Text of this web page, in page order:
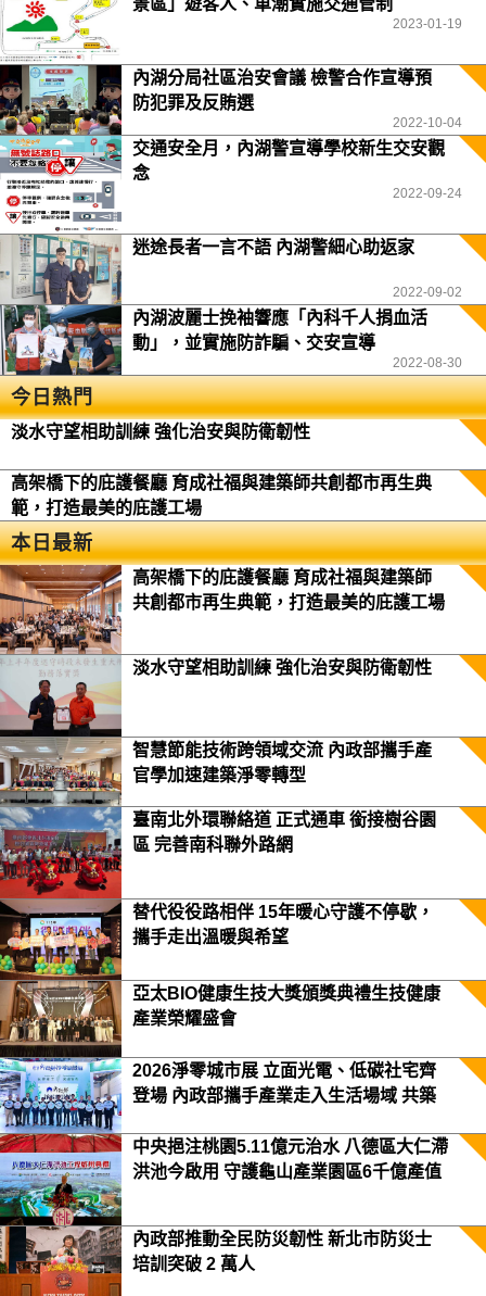
景區」遊客人、車潮實施交通管制
2023-01-19
內湖分局社區治安會議 檢警合作宣導預
防犯罪及反賄選
2022-10-04
交通安全月，內湖警宣導學校新生交安觀
念
2022-09-24
迷途長者一言不語 內湖警細心助返家
2022-09-02
內湖波麗士挽袖響應「內科千人捐血活
動」，並實施防詐騙、交安宣導
2022-08-30
今日熱門
淡水守望相助訓練 強化治安與防衛韌性
高架橋下的庇護餐廳 育成社福與建築師共創都市再生典
範，打造最美的庇護工場
本日最新
高架橋下的庇護餐廳 育成社福與建築師
共創都市再生典範，打造最美的庇護工場
淡水守望相助訓練 強化治安與防衛韌性
智慧節能技術跨領域交流 內政部攜手產
官學加速建築淨零轉型
臺南北外環聯絡道 正式通車 銜接樹谷園
區 完善南科聯外路網
替代役役路相伴 15年暖心守護不停歇，
攜手走出溫暖與希望
亞太BIO健康生技大獎頒獎典禮生技健康
產業榮耀盛會
2026淨零城市展 立面光電、低碳社宅齊
登場 內政部攜手產業走入生活場域 共築
中央挹注桃園5.11億元治水 八德區大仁滯
洪池今啟用 守護龜山產業園區6千億產值
內政部推動全民防災韌性 新北市防災士
培訓突破 2 萬人